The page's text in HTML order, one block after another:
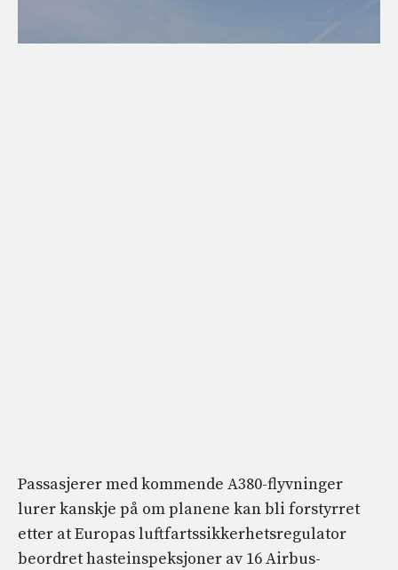
Passasjerer med kommende A380-flyvninger
lurer kanskje på om planene kan bli forstyrret
etter at Europas luftfartssikkerhetsregulator
beordret hasteinspeksjoner av 16 Airbus-